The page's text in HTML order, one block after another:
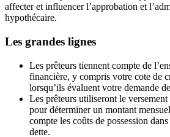
affecter et influencer l’approbation et
hypothécaire.
Les grandes lignes
Les prêteurs tiennent compte de
financière, y compris votre cote de
lorsqu’ils évaluent votre demande
Les prêteurs utiliseront le
pour déterminer un montant
compte les coûts de possession
dette.